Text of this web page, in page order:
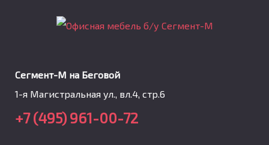
Сегмент-М на Беговой
1-я Магистральная ул., вл.4, стр.6
+7 (495) 961-00-72